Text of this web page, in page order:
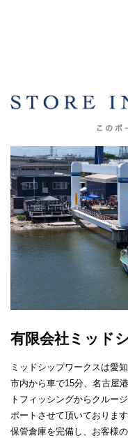
有限会社ミッド
ミッドシップワークスは愛
市内から車で15分、名古屋
トフィッシングからクルー
ポートさせて頂いておりま
保管倉庫を完備し、お客様